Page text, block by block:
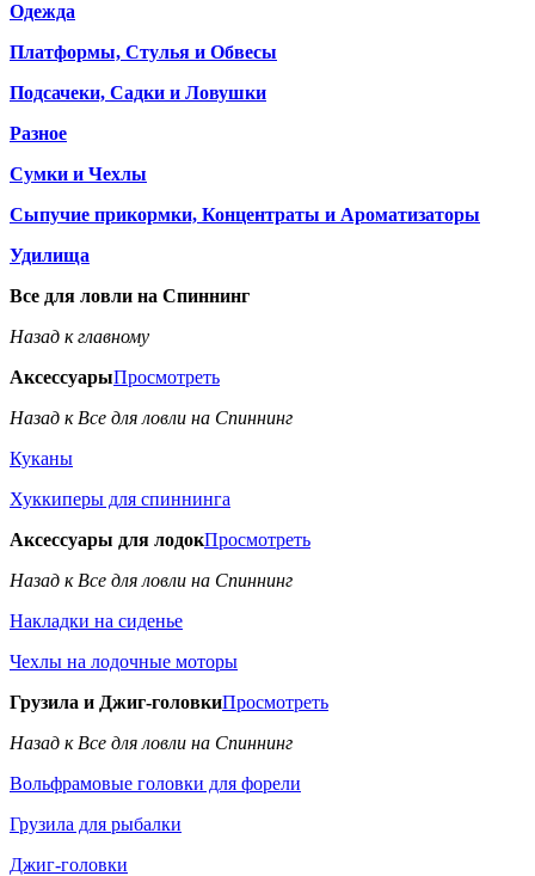
Одежда
Платформы, Стулья и Обвесы
Подсачеки, Садки и Ловушки
Разное
Сумки и Чехлы
Сыпучие прикормки, Концентраты и Ароматизаторы
Удилища
Все для ловли на Спиннинг
Назад к главному
АксессуарыПросмотреть
Назад к Все для ловли на Спиннинг
Куканы
Хуккиперы для спиннинга
Аксессуары для лодокПросмотреть
Назад к Все для ловли на Спиннинг
Накладки на сиденье
Чехлы на лодочные моторы
Грузила и Джиг-головкиПросмотреть
Назад к Все для ловли на Спиннинг
Вольфрамовые головки для форели
Грузила для рыбалки
Джиг-головки